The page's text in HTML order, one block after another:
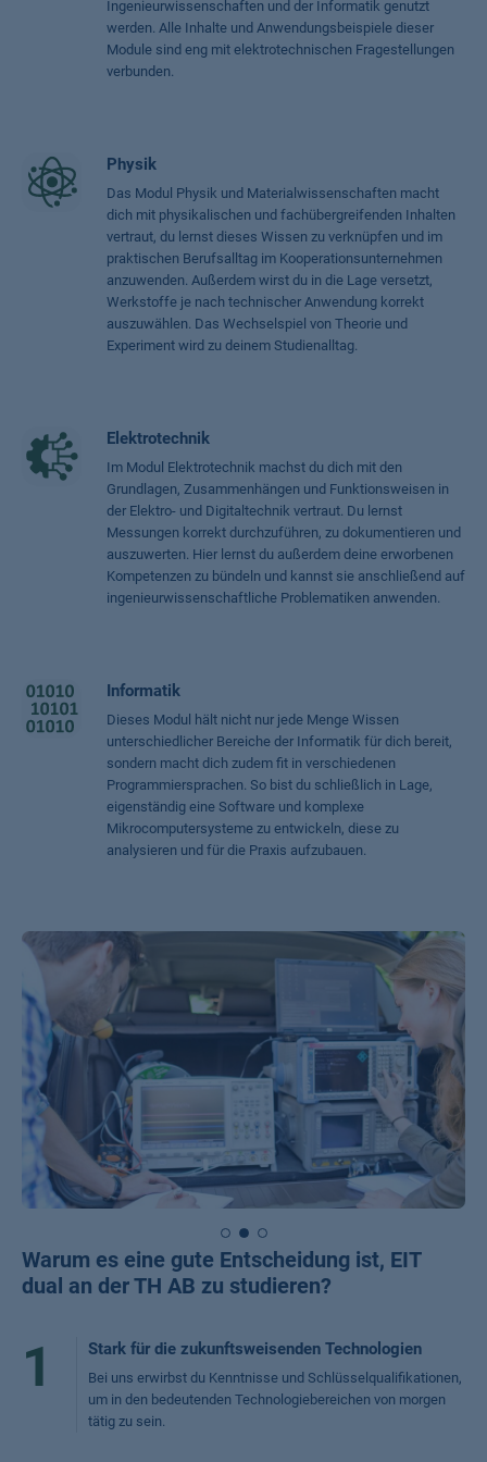
Ingenieurwissenschaften und der Informatik genutzt
werden. Alle Inhalte und Anwendungsbeispiele dieser
Module sind eng mit elektrotechnischen Fragestellungen
verbunden.
Physik
Das Modul Physik und Materialwissenschaften macht
dich mit physikalischen und fachübergreifenden Inhalten
vertraut, du lernst dieses Wissen zu verknüpfen und im
praktischen Berufsalltag im Kooperationsunternehmen
anzuwenden. Außerdem wirst du in die Lage versetzt,
Werkstoffe je nach technischer Anwendung korrekt
auszuwählen. Das Wechselspiel von Theorie und
Experiment wird zu deinem Studienalltag.
Elektrotechnik
Im Modul Elektrotechnik machst du dich mit den
Grundlagen, Zusammenhängen und Funktionsweisen in
der Elektro- und Digitaltechnik vertraut. Du lernst
Messungen korrekt durchzuführen, zu dokumentieren und
auszuwerten. Hier lernst du außerdem deine erworbenen
Kompetenzen zu bündeln und kannst sie anschließend auf
ingenieurwissenschaftliche Problematiken anwenden.
Informatik
Dieses Modul hält nicht nur jede Menge Wissen
unterschiedlicher Bereiche der Informatik für dich bereit,
sondern macht dich zudem fit in verschiedenen
Programmiersprachen. So bist du schließlich in Lage,
eigenständig eine Software und komplexe
Mikrocomputersysteme zu entwickeln, diese zu
analysieren und für die Praxis aufzubauen.
Warum es eine gute Entscheidung ist, EIT
dual an der TH AB zu studieren?
1 Stark für die zukunftsweisenden Technologien
Bei uns erwirbst du Kenntnisse und Schlüsselqualifikationen,
um in den bedeutenden Technologiebereichen von morgen
tätig zu sein.